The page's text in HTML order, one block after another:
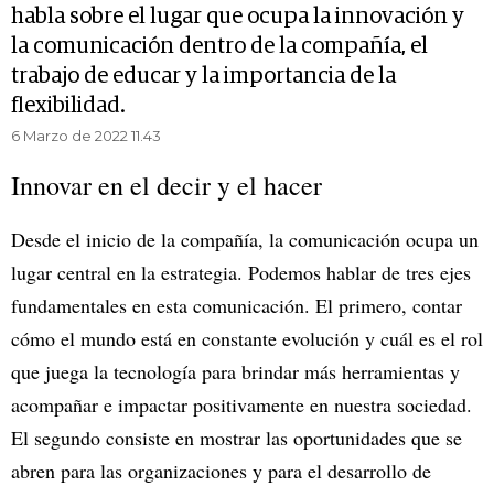
habla sobre el lugar que ocupa la innovación y
la comunicación dentro de la compañía, el
trabajo de educar y la importancia de la
flexibilidad.
6 Marzo de 2022 11.43
Innovar en el decir y el hacer
Desde el inicio de la compañía, la comunicación ocupa un
lugar central en la estrategia. Podemos hablar de tres ejes
fundamentales en esta comunicación. El primero, contar
cómo el mundo está en constante evolución y cuál es el rol
que juega la tecnología para brindar más herramientas y
acompañar e impactar positivamente en nuestra sociedad.
El segundo consiste en mostrar las oportunidades que se
abren para las organizaciones y para el desarrollo de